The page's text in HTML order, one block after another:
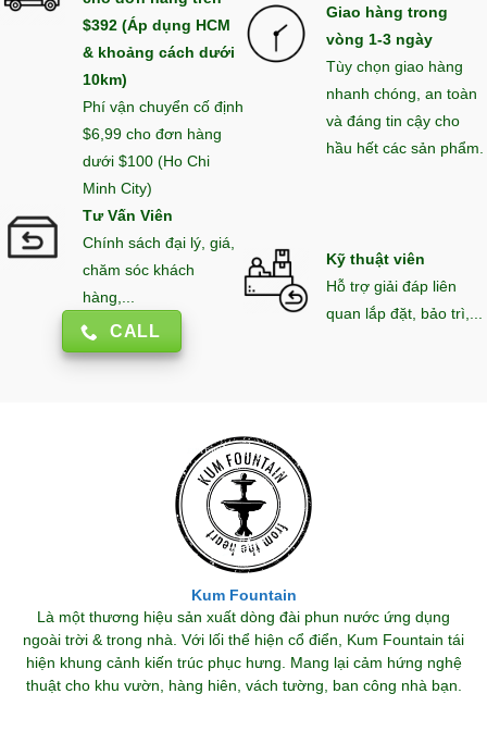
$392 (Áp dụng HCM
& khoảng cách dưới
10km)
Phí vận chuyển cố định
$6,99 cho đơn hàng
dưới $100 (Ho Chi
Minh City)
Giao hàng trong
vòng 1-3 ngày
Tùy chọn giao hàng
nhanh chóng, an toàn
và đáng tin cậy cho
hầu hết các sản phẩm.
Tư Vấn Viên
Chính sách đại lý, giá,
chăm sóc khách
hàng,...
CALL
Kỹ thuật viên
Hỗ trợ giải đáp liên
quan lắp đặt, bảo trì,...
Kum Fountain
Là một thương hiệu sản xuất dòng đài phun nước ứng dụng
ngoài trời & trong nhà. Với lối thể hiện cổ điển, Kum Fountain tái
hiện khung cảnh kiến trúc phục hưng. Mang lại cảm hứng nghệ
thuật cho khu vườn, hàng hiên, vách tường, ban công nhà bạn.